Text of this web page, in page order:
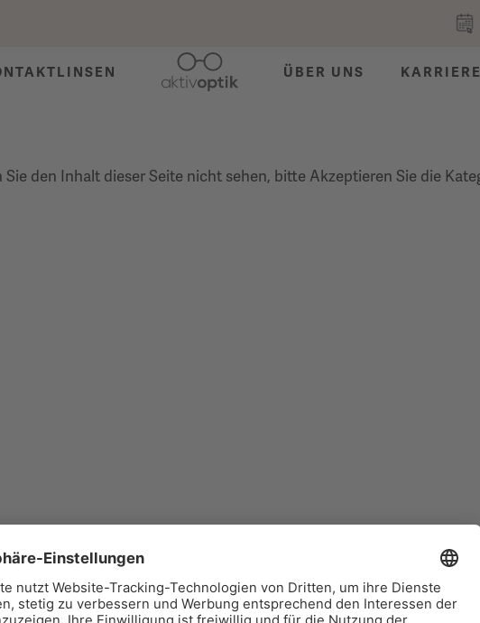
ÜBER UNS KARRIERE
den Inhalt dieser Seite nicht sehen, bitte Akzeptieren Sie die